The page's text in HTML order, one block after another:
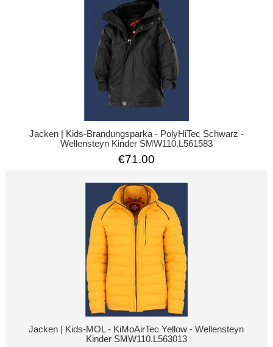
Jacken | Kids-Brandungsparka - PolyHiTec Schwarz -
Wellensteyn Kinder SMW110.L561583
€71.00
Jacken | Kids-MOL - KiMoAirTec Yellow - Wellensteyn
Kinder SMW110.L563013